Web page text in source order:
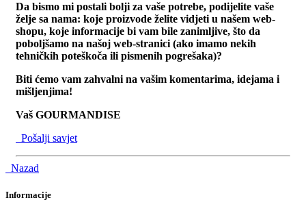
Da bismo mi postali bolji za vaše potrebe, podijelite vaše
želje sa nama: koje proizvode želite vidjeti u našem web-
shopu, koje informacije bi vam bile zanimljive, što da
poboljšamo na našoj web-stranici (ako imamo nekih
tehničkih poteškoča ili pismenih pogrešaka)?
Biti ćemo vam zahvalni na vašim komentarima, idejama i
mišljenjima!
Vaš GOURMANDISE
Pošalji savjet
Nazad
Informacije